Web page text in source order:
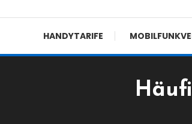
HANDYTARIFE